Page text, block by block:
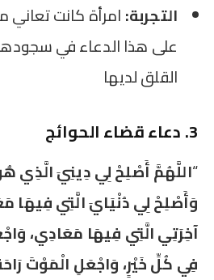
التجربة:امرأة كانت
على هذا الدعاء في
القلق لديها
3. دعاء قضاء الحوائج
“اللَّهُمَّ أَصْلِحْ لِي دِينِيَ الَّذِي
وَأَصْلِحْ لِي دُنْيَايَ الَّتِي فِيهَا
آخِرَتِي الَّتِي فِيهَا مَعَادِي،
فِي كُلِّ خَيْرٍ، وَاجْعَلِ الْمَوْتَ